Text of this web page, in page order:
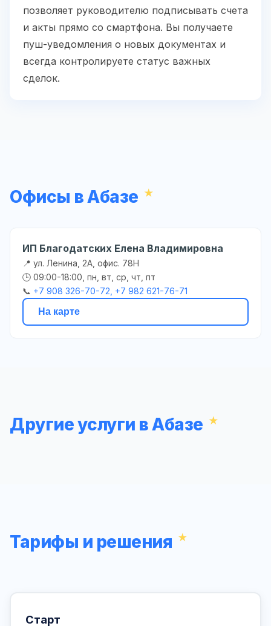
позволяет руководителю подписывать счета
и акты прямо со смартфона. Вы получаете
пуш-уведомления о новых документах и
всегда контролируете статус важных
сделок.
Офисы в Абазе
ИП Благодатских Елена Владимировна
📍 ул. Ленина, 2А, офис. 78Н
🕒 09:00-18:00, пн, вт, ср, чт, пт
📞 +7 908 326-70-72, +7 982 621-76-71
На карте
Другие услуги в Абазе
Тарифы и решения
Старт